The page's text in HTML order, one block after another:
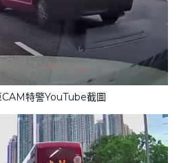
CAM特警YouTube截圖